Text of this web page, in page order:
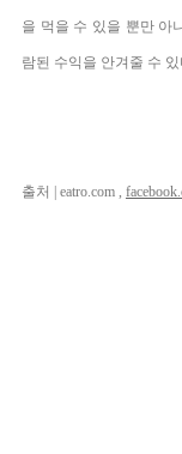
을 먹을 수 있을 뿐만 아
람된 수익을 안겨줄 수
출처 | eatro.com ,